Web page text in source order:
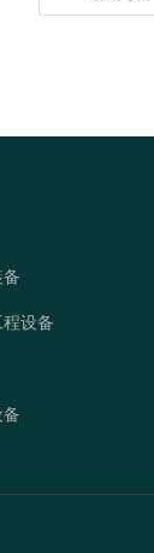
设备